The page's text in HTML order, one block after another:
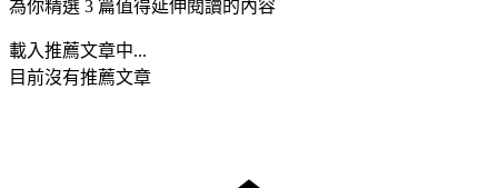
為你精選 3 篇值得延伸閱讀的內容
載入推薦文章中...
目前沒有推薦文章